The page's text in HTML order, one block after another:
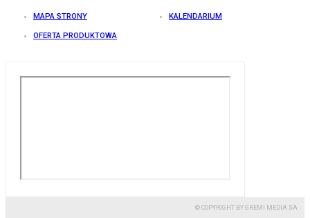
MAPA STRONY KALENDARIUM
OFERTA PRODUKTOWA
© COPYRIGHT BY GREMI MEDIA SA